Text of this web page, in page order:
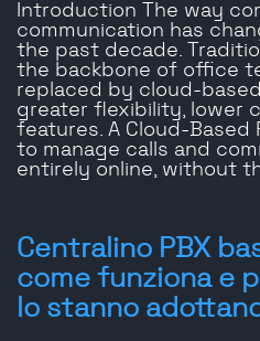
Introduction The way
communication has
the past decade.
the backbone of office
replaced by cloud-
greater flexibility, lower
features. A Cloud-Based
to manage calls and
entirely online, without
Centralino PBX
come funziona e
lo stanno